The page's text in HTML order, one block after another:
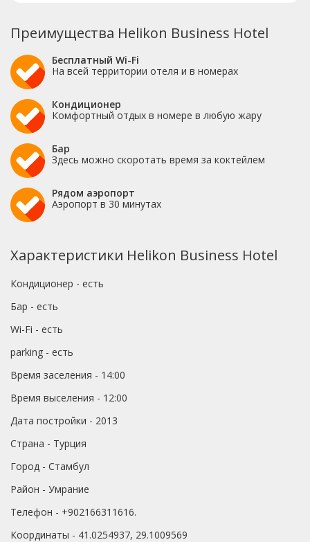
Преимущества Helikon Business Hotel
Бесплатный Wi-Fi
На всей территории отеля и в номерах
Кондиционер
Комфортный отдых в номере в любую жару
Бар
Здесь можно скоротать время за коктейлем
Рядом аэропорт
Аэропорт в 30 минутах
Характеристики Helikon Business Hotel
Кондиционер - есть
Бар - есть
Wi-Fi - есть
parking - есть
Время заселения - 14:00
Время выселения - 12:00
Дата постройки - 2013
Страна - Турция
Город - Стамбул
Район - Умрание
Телефон - +902166311616.
Координаты - 41.0254937, 29.1009569